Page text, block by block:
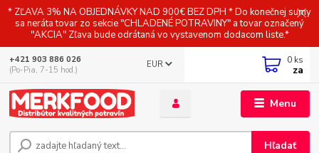
* ZĽAVA 3% NA OBJEDNÁVKY NAD 900€ BEZ DPH * Do konečnej sumy
sa neráta tovar zo sekcie "CHLADENÉ POTRAVINY" a tovar označený
"AKCIA" Zľava bude odrátaná vo vystavenom dodacom liste.*
Menu
EUR
Hľadať
+421 903 886 026
(Po-Pia, 7-15 hod.)
0 ks
za